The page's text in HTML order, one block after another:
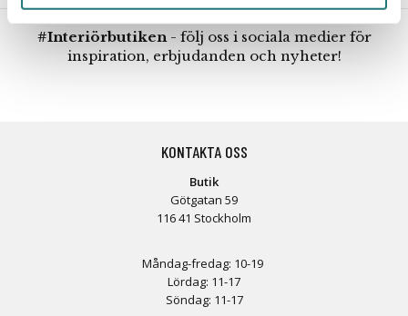
#Interiörbutiken- följ oss i sociala medier för
inspiration, erbjudanden och nyheter!
KONTAKTA OSS
Butik
Götgatan 59
116 41 Stockholm
Måndag-fredag: 10-19
Lördag: 11-17
Söndag: 11-17